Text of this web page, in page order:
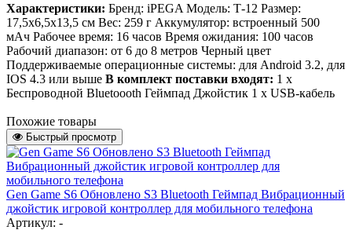
Характеристики: Бренд: iPEGA Модель: Т-12 Размер:
17,5x6,5x13,5 см Вес: 259 г Аккумулятор: встроенный 500
мАч Рабочее время: 16 часов Время ожидания: 100 часов
Рабочий диапазон: от 6 до 8 метров Черный цвет
Поддерживаемые операционные системы: для Android 3.2, для
IOS 4.3 или выше В комплект поставки входят: 1 х
Беспроводной Bluetoooth Геймпад Джойстик 1 x USB-кабель
Похожие товары
Быстрый просмотр
Gen Game S6 Обновлено S3 Bluetooth Геймпад Вибрационный
джойстик игровой контроллер для мобильного телефона
Артикул: -